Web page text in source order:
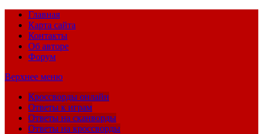
Главная
Карта сайта
Контакты
Об авторе
Форум
Верхнее меню
Кроссворды онлайн
Ответы к играм
Ответы на сканворды
Ответы на кроссворды